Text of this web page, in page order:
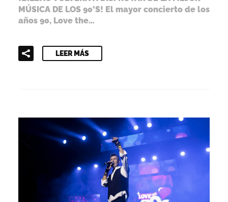
MÚSICA DE LOS 90’S! El mayor concierto de los
años 90, Love the…
LEER MÁS